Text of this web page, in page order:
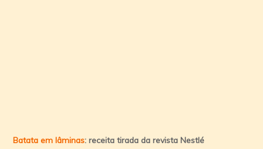
Batata em lâminas: receita tirada da revista Nestlé